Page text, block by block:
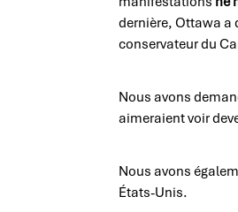
dernière, Ottawa a
conservateur du
Nous avons
aimeraient voir
Nous avons
États-Unis.